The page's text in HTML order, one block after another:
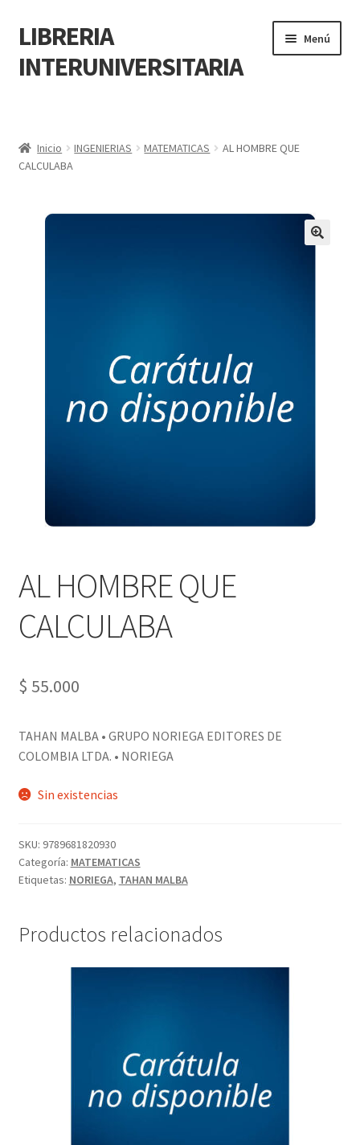
LIBRERIA
INTERUNIVERSITARIA
Menú
Carrito
POLÍTICA DE MANEJO DE INFORMACIÓN Y DATOS
PERSONALES DE CORPORACIÓN INTERUNIVERSITARIA DE
SERVICIO
Tienda
Inicio INGENIERIAS MATEMATICAS
AL HOMBRE QUE
CALCULABA
AL HOMBRE QUE
CALCULABA
$ 55.000
TAHAN MALBA • GRUPO NORIEGA EDITORES DE
COLOMBIA LTDA. • NORIEGA
Sin existencias
SKU: 9789681820930
Categoría: MATEMATICAS
Etiquetas: NORIEGA, TAHAN MALBA
Productos relacionados